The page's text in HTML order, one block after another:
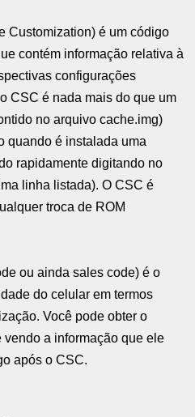
Customization) é um código
contém informação relativa à
configurações
CSC é nada mais do que um
no arquivo cache.img)
quando é instalada uma
rapidamente digitando no
linha listada). O CSC é
troca de ROM
ou ainda sales code) é o
do celular em termos
Você pode obter o
a informação que ele
após o CSC.